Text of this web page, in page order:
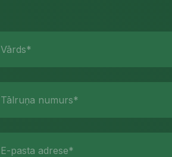
Vārds*
Tālruņa numurs*
E-pasta adrese*